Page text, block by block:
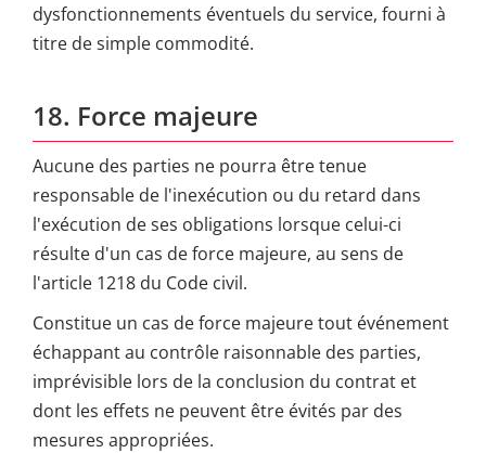
dysfonctionnements éventuels du service, fourni à
titre de simple commodité.
18. Force majeure
Aucune des parties ne pourra être tenue
responsable de l'inexécution ou du retard dans
l'exécution de ses obligations lorsque celui-ci
résulte d'un cas de force majeure, au sens de
l'article 1218 du Code civil.
Constitue un cas de force majeure tout événement
échappant au contrôle raisonnable des parties,
imprévisible lors de la conclusion du contrat et
dont les effets ne peuvent être évités par des
mesures appropriées.